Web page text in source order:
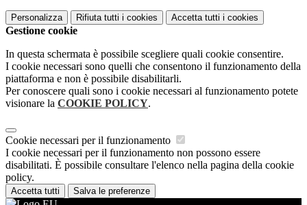
Personalizza Rifiuta tutti i cookies Accetta tutti i cookies
Gestione cookie
In questa schermata è possibile scegliere quali cookie consentire.
I cookie necessari sono quelli che consentono il funzionamento della
piattaforma e non è possibile disabilitarli.
Per conoscere quali sono i cookie necessari al funzionamento potete
visionare la COOKIE POLICY.
Cookie necessari per il funzionamento
I cookie necessari per il funzionamento non possono essere
disabilitati. È possibile consultare l'elenco nella pagina della cookie
policy.
Accetta tutti Salva le preferenze